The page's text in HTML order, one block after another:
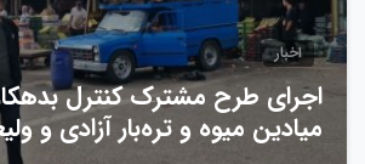
اخبار
اجرای طرح مشترک کنترل
میادین میوه و تره‌بار آزادی و